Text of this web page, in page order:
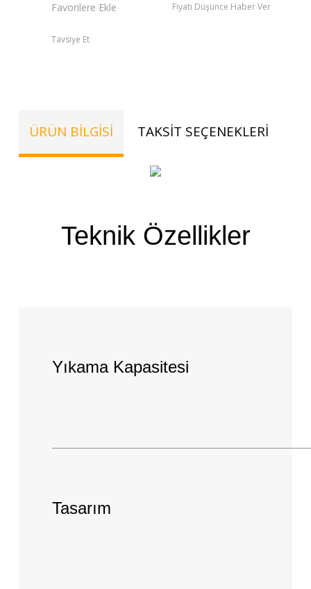
Fiyatı Düşünce Haber Ver
Tavsiye Et
ÜRÜN BILGISI TAKSIT SEÇENEKLERI
Teknik Özellikler
Yıkama Kapasitesi
Tasarım